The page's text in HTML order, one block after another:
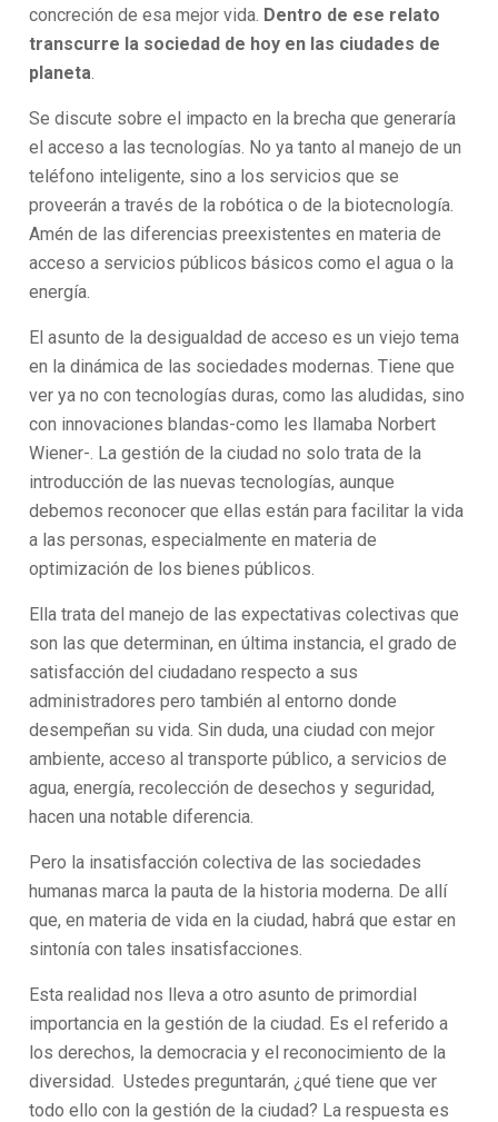
concreción de esa mejor vida. Dentro de ese relato
transcurre la sociedad de hoy en las ciudades de
planeta.
Se discute sobre el impacto en la brecha que generaría
el acceso a las tecnologías. No ya tanto al manejo de un
teléfono inteligente, sino a los servicios que se
proveerán a través de la robótica o de la biotecnología.
Amén de las diferencias preexistentes en materia de
acceso a servicios públicos básicos como el agua o la
energía.
El asunto de la desigualdad de acceso es un viejo tema
en la dinámica de las sociedades modernas. Tiene que
ver ya no con tecnologías duras, como las aludidas, sino
con innovaciones blandas-como les llamaba Norbert
Wiener-. La gestión de la ciudad no solo trata de la
introducción de las nuevas tecnologías, aunque
debemos reconocer que ellas están para facilitar la vida
a las personas, especialmente en materia de
optimización de los bienes públicos.
Ella trata del manejo de las expectativas colectivas que
son las que determinan, en última instancia, el grado de
satisfacción del ciudadano respecto a sus
administradores pero también al entorno donde
desempeñan su vida. Sin duda, una ciudad con mejor
ambiente, acceso al transporte público, a servicios de
agua, energía, recolección de desechos y seguridad,
hacen una notable diferencia.
Pero la insatisfacción colectiva de las sociedades
humanas marca la pauta de la historia moderna. De allí
que, en materia de vida en la ciudad, habrá que estar en
sintonía con tales insatisfacciones.
Esta realidad nos lleva a otro asunto de primordial
importancia en la gestión de la ciudad. Es el referido a
los derechos, la democracia y el reconocimiento de la
diversidad. Ustedes preguntarán, ¿qué tiene que ver
todo ello con la gestión de la ciudad? La respuesta es